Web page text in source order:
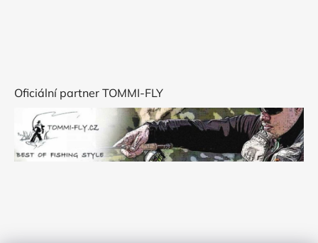
Oficiální partner TOMMI-FLY